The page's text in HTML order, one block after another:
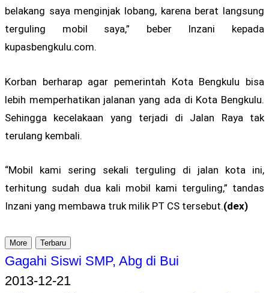
belakang saya menginjak lobang, karena berat langsung
terguling mobil saya,” beber Inzani kepada
kupasbengkulu.com.
Korban berharap agar pemerintah Kota Bengkulu bisa
lebih memperhatikan jalanan yang ada di Kota Bengkulu.
Sehingga kecelakaan yang terjadi di Jalan Raya tak
terulang kembali.
“Mobil kami sering sekali terguling di jalan kota ini,
terhitung sudah dua kali mobil kami terguling,” tandas
Inzani yang membawa truk milik PT CS tersebut.(dex)
More Terbaru
Gagahi Siswi SMP, Abg di Bui
2013-12-21